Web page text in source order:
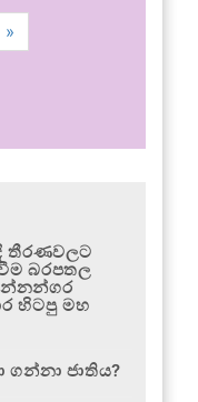
»
තීරණවලට
බරපතල
හිටපු මහ
ජාතිය?